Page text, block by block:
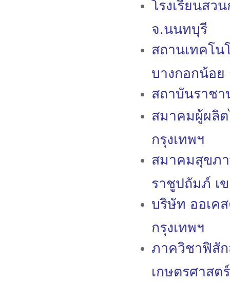
โรงเรียนส
จ.นนทบุรี
สถานเทคโน
บางกอกน้อย
สถาบันรา
สมาคมผู้ผลิ
กรุงเทพฯ
สมาคมสุขภ
ราชูปถัมภ์ เ
บริษัท ออเ
กรุงเทพฯ
ภาควิชาฟิสั
เกษตรศาส